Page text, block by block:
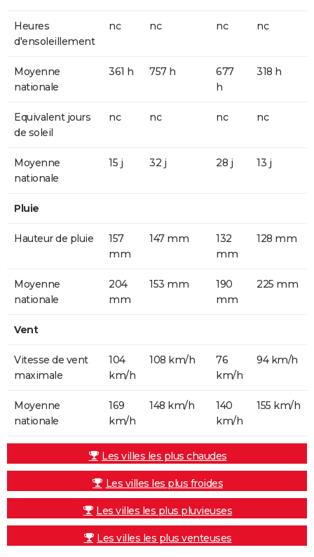
Heures
d'ensoleillement
nc nc nc nc
Moyenne
nationale
361 h 757 h
677
h
318 h
Equivalent jours
de soleil
nc nc nc nc
Moyenne
nationale
15 j 32 j 28 j 13 j
Pluie
Hauteur de pluie
157
mm
147 mm
132
mm
128 mm
Moyenne
nationale
204
mm
153 mm
190
mm
225 mm
Vent
Vitesse de vent
maximale
104
km/h
108 km/h
76
km/h
94 km/h
Moyenne
nationale
169
km/h
148 km/h
140
km/h
155 km/h
Les villes les plus chaudes
Les villes les plus froides
Les villes les plus pluvieuses
Les villes les plus venteuses